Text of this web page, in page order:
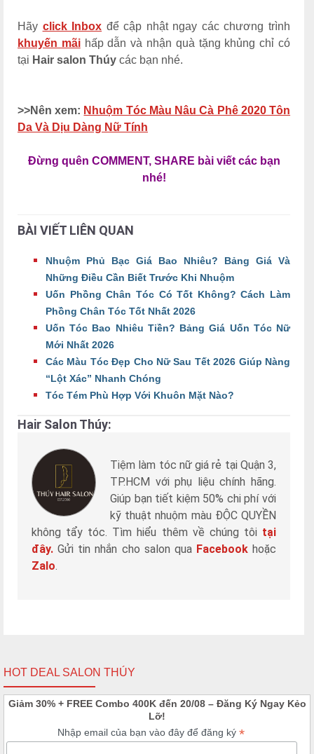
Hãy click Inbox để cập nhật ngay các chương trình
khuyến mãihấp dẫn và nhận quà tặng khủng chỉ có
tại Hair salon Thúy các bạn nhé.
>>Nên xem: Nhuộm Tóc Màu Nâu Cà Phê 2020 Tôn
Da Và Dịu Dàng Nữ Tính
Đừng quên COMMENT, SHARE bài viết các bạn
nhé!
BÀI VIẾT LIÊN QUAN
Nhuộm Phủ Bạc Giá Bao Nhiêu? Bảng Giá Và
Những Điều Cần Biết Trước Khi Nhuộm
Uốn Phồng Chân Tóc Có Tốt Không? Cách Làm
Phồng Chân Tóc Tốt Nhất 2026
Uốn Tóc Bao Nhiêu Tiền? Bảng Giá Uốn Tóc Nữ
Mới Nhất 2026
Các Màu Tóc Đẹp Cho Nữ Sau Tết 2026 Giúp Nàng
“Lột Xác” Nhanh Chóng
Tóc Tém Phù Hợp Với Khuôn Mặt Nào?
Hair Salon Thúy:
Tiệm làm tóc nữ giá rẻ tại Quận 3,
TP.HCM với phụ liệu chính hãng.
Giúp bạn tiết kiệm 50% chi phí với
kỹ thuật nhuộm màu ĐỘC QUYỀN
không tẩy tóc. Tìm hiểu thêm về chúng tôi tại
đây.Gửi tin nhắn cho salon qua Facebookhoặc
Zalo.
HOT DEAL SALON THÚY
Giảm 30% + FREE Combo 400K đến 20/08 – Đăng Ký Ngay Kẻo
Lỡ!
Nhập email của bạn vào đây để đăng ký *